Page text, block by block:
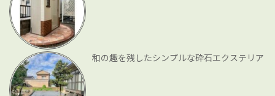
和の趣を残したシンプルな砕石エクステリア